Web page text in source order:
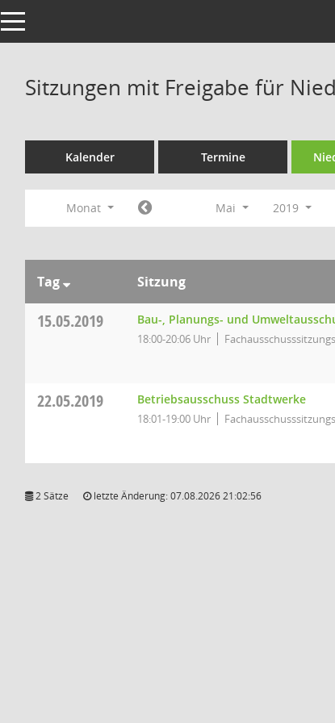
Toggle navigation
Sitzungen mit Freigabe für
Kalender Termine
Monat Mai 2019
Tag Sitzung
15.05.2019 Bau-, Planungs- und
18:00-20:06 Uhr
22.05.2019 Betriebsausschuss Stadtwerke
18:01-19:00 Uhr
2 Sätze letzte Änderung: 07.08.2026 21:02:56